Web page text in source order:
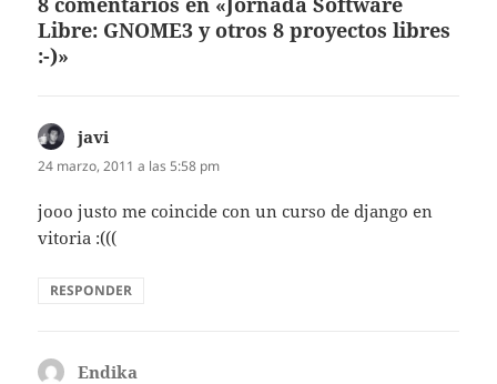
Libre: GNOME3 y otros 8 proyectos libres
:-)»
javi
24 marzo, 2011 a las 5:58 pm
jooo justo me coincide con un curso de django en
vitoria :(((
RESPONDER
Endika